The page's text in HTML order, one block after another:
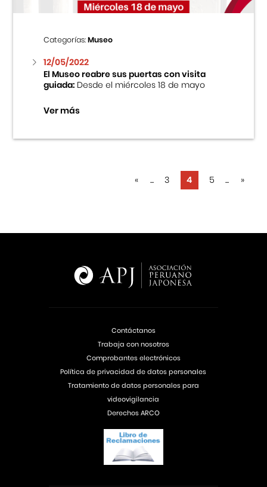
Categorías:Museo
12/05/2022
El Museo reabre sus puertas con visita
guiada:Desde el miércoles 18 de mayo
Ver más
« ... 3 4 5 ... »
Contáctanos
Trabaja con nosotros
Comprobantes electrónicos
Política de privacidad de datos personales
Tratamiento de datos personales para
videovigilancia
Derechos ARCO